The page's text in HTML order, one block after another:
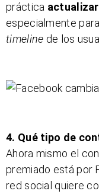
práctica
especialmente
timeline de los
4. Qué tipo de
Ahora mismo el
premiado está por
red social quiere